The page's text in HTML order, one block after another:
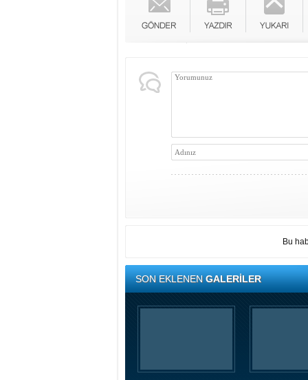
Bu
SON EKLENENGALERİLER